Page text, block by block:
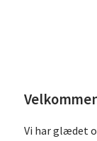
Vi har glædet